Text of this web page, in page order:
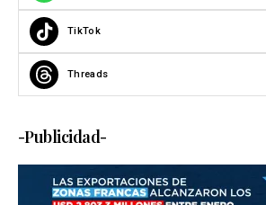
TikTok
Threads
-Publicidad-